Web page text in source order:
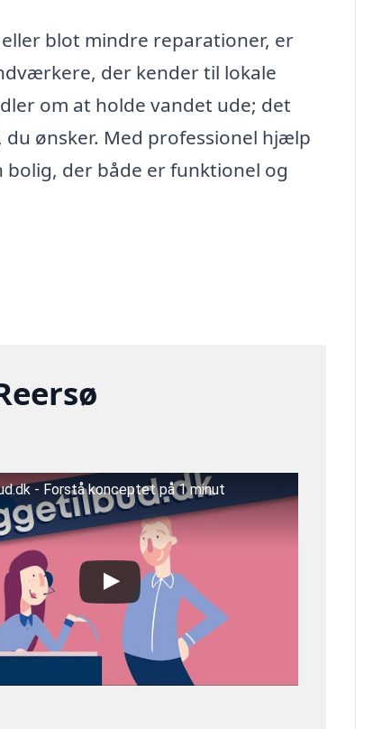
blot mindre reparationer, er
der kender til lokale
om at holde vandet ude; det
ønsker. Med professionel hjælp
der både er funktionel og
- Forstå konceptet på 1 minut